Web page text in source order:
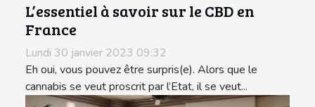
L’essentiel à savoir sur le CBD en
France
Lundi 30 janvier 2023 09:32
Eh oui, vous pouvez être surpris(e). Alors que le
cannabis se veut proscrit par l’Etat, il se veut...